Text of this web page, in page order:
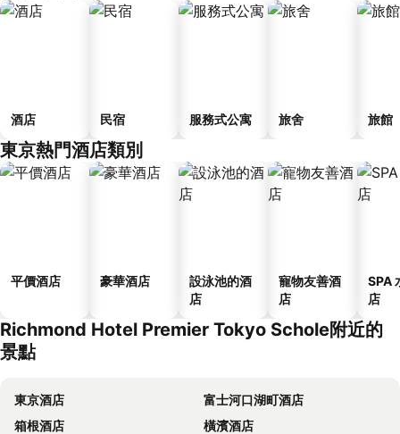
酒店 民宿 服務式公寓 旅舍 旅館
東京熱門酒店類別
平價酒店 豪華酒店
設泳池的酒
店
寵物友善酒
店
SPA
店
Richmond Hotel Premier Tokyo Schole附近的
景點
東京酒店
富士河口湖町酒店
箱根酒店
橫濱酒店